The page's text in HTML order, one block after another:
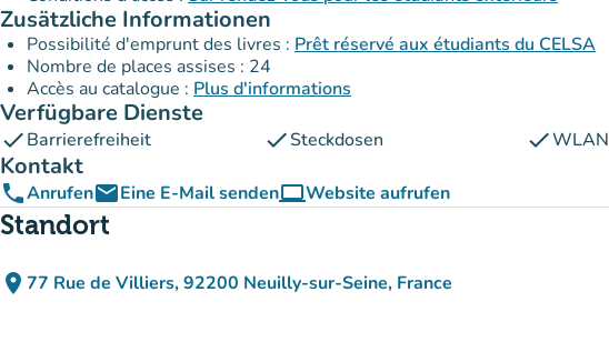
Zusätzliche Informationen
Possibilité d'emprunt des livres : Prêt réservé aux étudiants du CELSA
Nombre de places assises : 24
Accès au catalogue : Plus d'informations
Verfügbare Dienste
checkBarrierefreiheit checkSteckdosen checkWLAN
Kontakt
phoneAnrufenemailEine E-Mail sendencomputerWebsite aufrufen
(new tab)
Standort
place 77 Rue de Villiers, 92200 Neuilly-sur-Seine, France
(in Google Maps öffnen)
(new tab)